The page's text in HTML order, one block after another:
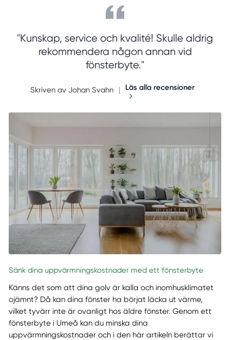
"Kunskap, service och kvalité! Skulle aldrig
rekommendera någon annan vid
fönsterbyte."
Skriven av Johan Svahn | Läs alla recensioner
Sänk dina uppvärmningskostnader med ett fönsterbyte
Känns det som att dina golv är kalla och inomhusklimatet
ojämnt? Då kan dina fönster ha börjat läcka ut värme,
vilket tyvärr inte är ovanligt hos äldre fönster. Genom ett
fönsterbyte i Umeå kan du minska dina
uppvärmningskostnader och i den här artikeln berättar vi